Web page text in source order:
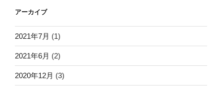
アーカイブ
2021年7月 (1)
2021年6月 (2)
2020年12月 (3)